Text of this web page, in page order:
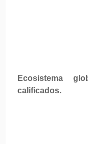
Ecosistema
calificados.